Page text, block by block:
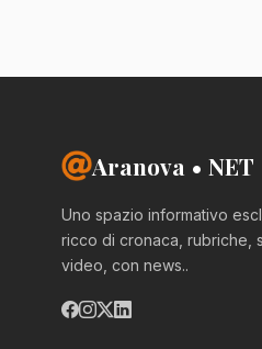
Aranova • NET
Uno spazio informativo
ricco di cronaca, rubriche,
video, con news..